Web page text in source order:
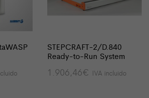
STEPCRAFT-2/D.840
Ready-to-Run System
1.906,46€ IVA incluido